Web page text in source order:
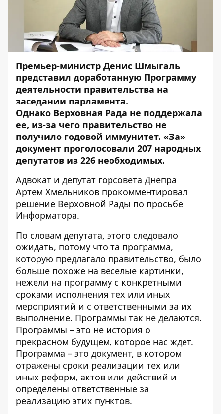
Премьер-министр Денис Шмыгаль
представил доработанную Программу
деятельности правительства на
заседании парламента.
Однако Верховная Рада не поддержала
ее, из-за чего правительство не
получило годовой иммунитет. «За»
документ проголосовали 207 народных
депутатов из 226 необходимых.
Адвокат и депутат горсовета Днепра
Артем Хмельников прокомментировал
решение Верховной Рады по просьбе
Информатора.
По словам депутата, этого следовало
ожидать, потому что та программа,
которую предлагало правительство, было
больше похоже на веселые картинки,
нежели на программу с конкретными
сроками исполнения тех или иных
мероприятий и с ответственными за их
выполнение. Программы так не делаются.
Программы – это не история о
прекрасном будущем, которое нас ждет.
Программа – это документ, в котором
отражены сроки реализации тех или
иных реформ, актов или действий и
определены ответственные за
реализацию этих пунктов.